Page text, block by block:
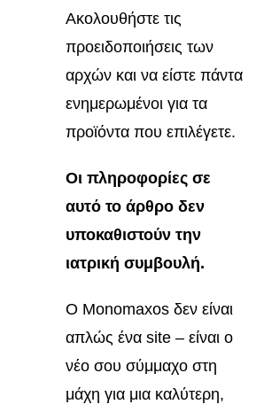
Ακολουθήστε τις
προειδοποιήσεις των
αρχών και να είστε πάντα
ενημερωμένοι για τα
προϊόντα που επιλέγετε.
Οι πληροφορίες σε
αυτό το άρθρο δεν
υποκαθιστούν την
ιατρική συμβουλή.
Ο Monomaxos δεν είναι
απλώς ένα site – είναι ο
νέο σου σύμμαχο στη
μάχη για μια καλύτερη,